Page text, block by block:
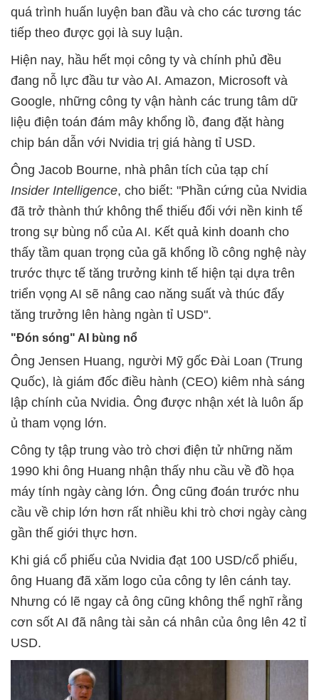
quá trình huấn luyện ban đầu và cho các tương tác
tiếp theo được gọi là suy luận.
Hiện nay, hầu hết mọi công ty và chính phủ đều
đang nỗ lực đầu tư vào AI. Amazon, Microsoft và
Google, những công ty vận hành các trung tâm dữ
liệu điện toán đám mây khổng lồ, đang đặt hàng
chip bán dẫn với Nvidia trị giá hàng tỉ USD.
Ông Jacob Bourne, nhà phân tích của tạp chí
Insider Intelligence, cho biết: "Phần cứng của Nvidia
đã trở thành thứ không thể thiếu đối với nền kinh tế
trong sự bùng nổ của AI. Kết quả kinh doanh cho
thấy tầm quan trọng của gã khổng lồ công nghệ này
trước thực tế tăng trưởng kinh tế hiện tại dựa trên
triển vọng AI sẽ nâng cao năng suất và thúc đẩy
tăng trưởng lên hàng ngàn tỉ USD".
"Đón sóng" AI bùng nổ
Ông Jensen Huang, người Mỹ gốc Đài Loan (Trung
Quốc), là giám đốc điều hành (CEO) kiêm nhà sáng
lập chính của Nvidia. Ông được nhận xét là luôn ấp
ủ tham vọng lớn.
Công ty tập trung vào trò chơi điện tử những năm
1990 khi ông Huang nhận thấy nhu cầu về đồ họa
máy tính ngày càng lớn. Ông cũng đoán trước nhu
cầu về chip lớn hơn rất nhiều khi trò chơi ngày càng
gần thế giới thực hơn.
Khi giá cổ phiếu của Nvidia đạt 100 USD/cổ phiếu,
ông Huang đã xăm logo của công ty lên cánh tay.
Nhưng có lẽ ngay cả ông cũng không thể nghĩ rằng
cơn sốt AI đã nâng tài sản cá nhân của ông lên 42 tỉ
USD.